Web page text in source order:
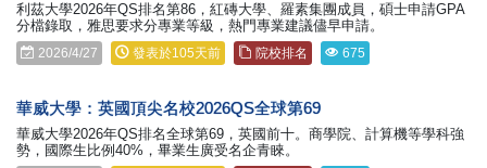
利茲大學2026年QS排名第86，紅磚大學、羅素集團成員，碩士申請GPA
分檔錄取，雅思要求分專業等級，熱門專業建議儘早申請。
2026/4/27 發表於105天前 院校排名 675
華威大學：英國頂尖名校2026QS全球第69
華威大學2026年QS排名全球第69，英國前十。商學院、計算機等學科強
勢，國際生比例40%，畢業生廣受名企青睞。